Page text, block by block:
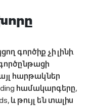
գործիք չի լինի․
այլ հարթակներ
համակարգերը,
և թույլ են տալիս